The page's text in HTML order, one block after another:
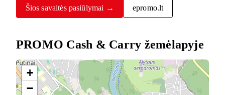
Šios savaitės pasiūlymai → epromo.lt
PROMO Cash & Carry žemėlapyje
+
−